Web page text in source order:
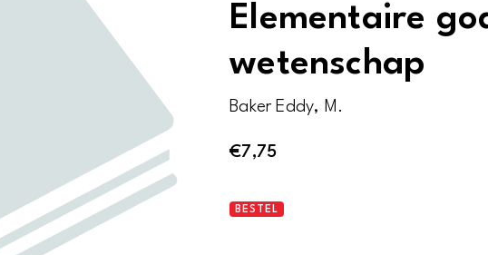
Elementaire
wetenschap
Baker Eddy, M.
€7,75
Rudimental
BESTEL